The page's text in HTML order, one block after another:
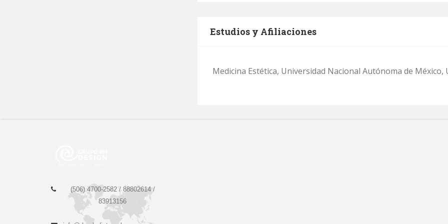
Estudios y Afiliaciones
Medicina Estética, Universidad Nacional Autónoma de México,
(506) 4700-2582 / 88802614 /
83913156